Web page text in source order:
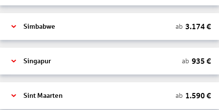
Simbabwe ab 3.174€
Singapur ab 935 €
Sint Maarten ab 1.590€